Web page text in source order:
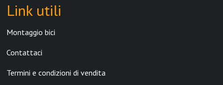
Link utili
Montaggio bici
Contattaci
Termini e condizioni di vendita